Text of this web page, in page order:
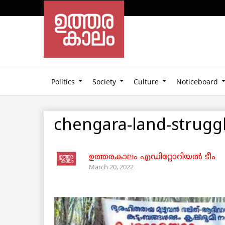
Politics Society Culture Noticeboard
chengara-land-
ഉത്തരകാലം എഡിറ്റോറിയല്‍ ടീം
March 20, 2022